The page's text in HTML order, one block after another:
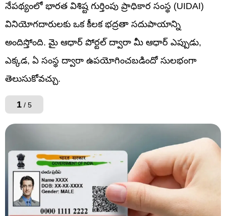
నేపథ్యంలో భారత విశిష్ట గుర్తింపు ప్రాధికార సంస్థ (UIDAI)
వినియోగదారులకు ఒక కీలక భద్రతా సదుపాయాన్ని
అందిస్తోంది. మై ఆధార్‌ పోర్టల్‌ ద్వారా మీ ఆధార్‌ ఎప్పుడు,
ఎక్కడ, ఏ సంస్థ ద్వారా ఉపయోగించబడిందో సులభంగా
తెలుసుకోవచ్చు.
1 / 5